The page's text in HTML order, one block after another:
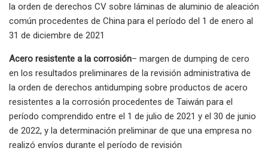
la orden de derechos CV sobre láminas de aluminio de aleación
común procedentes de China para el período del 1 de enero al
31 de diciembre de 2021
Acero resistente a la corrosión– margen de dumping de cero
en los resultados preliminares de la revisión administrativa de
la orden de derechos antidumping sobre productos de acero
resistentes a la corrosión procedentes de Taiwán para el
período comprendido entre el 1 de julio de 2021 y el 30 de junio
de 2022, y la determinación preliminar de que una empresa no
realizó envíos durante el período de revisión